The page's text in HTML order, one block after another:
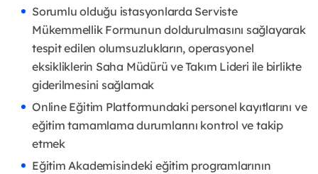
Sorumlu olduğu istasyonlarda Serviste
Mükemmellik Formunun doldurulmasını sağlayarak
tespit edilen olumsuzlukların, operasyonel
eksikliklerin Saha Müdürü ve Takım Lideri ile birlikte
giderilmesini sağlamak
Online Eğitim Platformundaki personel kayıtlarını ve
eğitim tamamlama durumlarını kontrol ve takip
etmek
Eğitim Akademisindeki eğitim programlarının